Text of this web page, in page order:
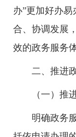
办”更加好办
合、协调发展
效的政务服务
二、推进
（一）推
明确政务